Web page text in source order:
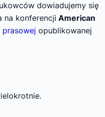
dowiadujemy się
na konferencji American
opublikowanej